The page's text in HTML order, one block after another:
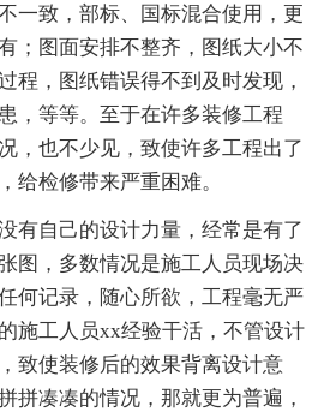
一致，部标、国标混合使用，更
；图面安排不整齐，图纸大小不
程，图纸错误得不到及时发现，
，等等。至于在许多装修工程
，也不少见，致使许多工程出了
给检修带来严重困难。
自己的设计力量，经常是有了
图，多数情况是施工人员现场决
何记录，随心所欲，工程毫无严
施工人员xx经验干活，不管设计
致使装修后的效果背离设计意
拼凑凑的情况，那就更为普遍，